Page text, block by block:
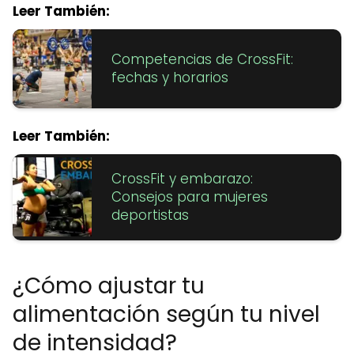
Leer También:
Competencias de CrossFit:
fechas y horarios
Leer También:
CrossFit y embarazo:
Consejos para mujeres
deportistas
¿Cómo ajustar tu
alimentación según tu nivel
de intensidad?